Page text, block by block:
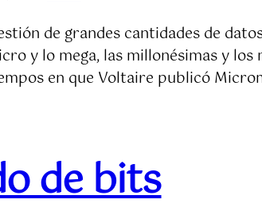
de grandes cantidades de
y lo mega, las millonésimas y
en que Voltaire publicó
de bits